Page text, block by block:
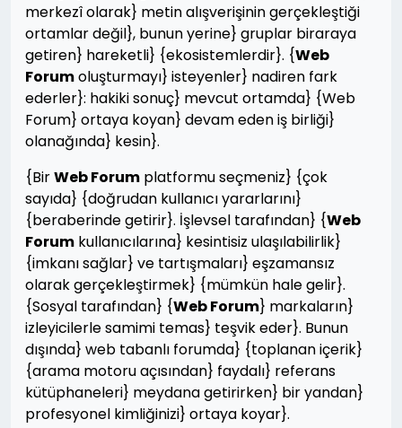
merkezî olarak} metin alışverişinin gerçekleştiği
ortamlar değil}, bunun yerine} gruplar biraraya
getiren} hareketli} {ekosistemlerdir}. {Web
Forumoluşturmayı} isteyenler} nadiren fark
ederler}: hakiki sonuç} mevcut ortamda} {Web
Forum} ortaya koyan} devam eden iş birliği}
olanağında} kesin}.
{BirWeb Forum platformu seçmeniz} {çok
sayıda} {doğrudan kullanıcı yararlarını}
{beraberinde getirir}. İşlevsel tarafından} {Web
Forum kullanıcılarına} kesintisiz ulaşılabilirlik}
{imkanı sağlar} ve tartışmaları} eşzamansız
olarak gerçekleştirmek} {mümkün hale gelir}.
{Sosyal tarafından} {Web Forum} markaların}
izleyicilerle samimi temas} teşvik eder}. Bunun
dışında} web tabanlı forumda} {toplanan içerik}
{arama motoru açısından} faydalı} referans
kütüphaneleri} meydana getirirken} bir yandan}
profesyonel kimliğinizi} ortaya koyar}.